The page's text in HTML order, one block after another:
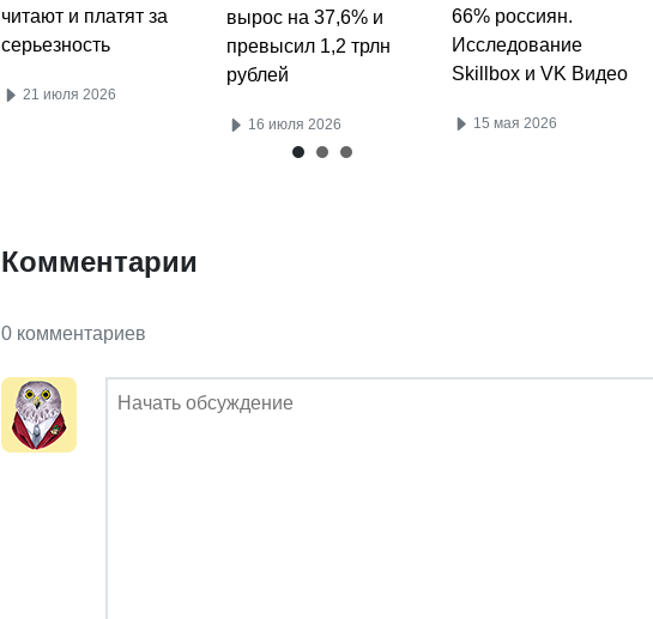
читают и платят за
серьезность
21 июля 2026
вырос на 37,6% и
превысил 1,2 трлн
рублей
16 июля 2026
66% россиян.
Исследование
Skillbox и VK Видео
15 мая 2026
Комментарии
0 комментариев